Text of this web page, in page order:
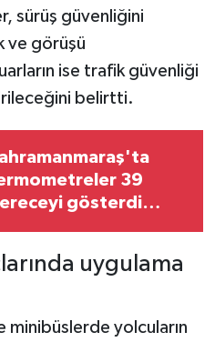
sürüş güvenliğini
ve görüşü
ise trafik güvenliği
belirtti.
39
gösterdi
uygulama
yolcuların